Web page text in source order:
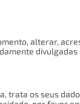
alterar,
trata os seus